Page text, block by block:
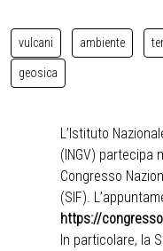
vulcani ambiente
geosica
L’Istituto
(INGV) partecipa
Congresso
(SIF).
https://
In particolare, la